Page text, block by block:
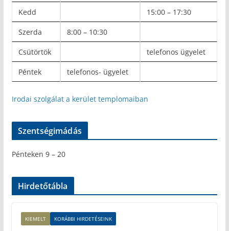
Kedd 15:00 – 17:30
Szerda 8:00 – 10:30
Csütörtök telefonos ügyelet
Péntek telefonos- ügyelet
Irodai szolgálat a kerület templomaiban
Szentségimádás
Pénteken 9 – 20
Hirdetőtábla
KIEMELT KORÁBBI HIRDETÉSEINK